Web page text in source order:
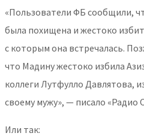
«Пользователи ФБ сообщили,
была похищена и жестоко
с которым она встречалась.
что Мадину жестоко избила
коллеги Лутфулло Давлятова,
своему мужу», — писало «Радио
Или так: